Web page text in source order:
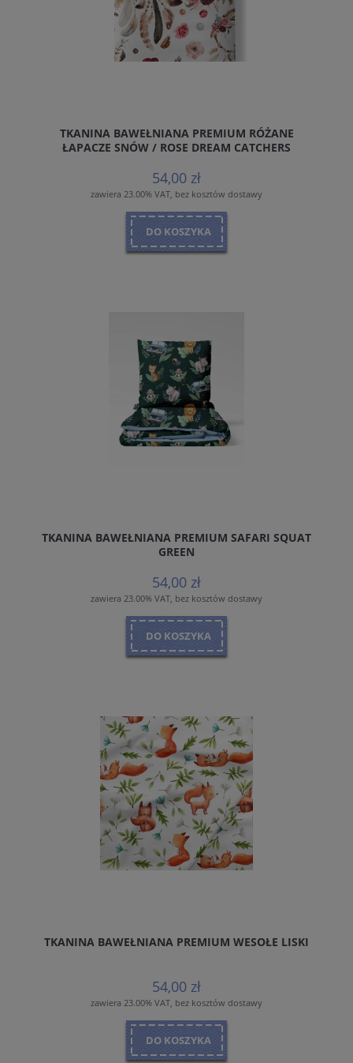
TKANINA BAWEŁNIANA PREMIUM RÓŻANE
ŁAPACZE SNÓW / ROSE DREAM CATCHERS
54,00 zł
zawiera 23.00% VAT, bez kosztów dostawy
DO KOSZYKA
TKANINA BAWEŁNIANA PREMIUM SAFARI SQUAT
GREEN
54,00 zł
zawiera 23.00% VAT, bez kosztów dostawy
DO KOSZYKA
TKANINA BAWEŁNIANA PREMIUM WESOŁE LISKI
54,00 zł
zawiera 23.00% VAT, bez kosztów dostawy
DO KOSZYKA